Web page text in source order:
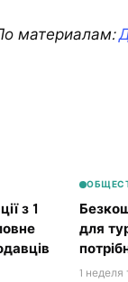
материалам:
з 1
для
1 неделя